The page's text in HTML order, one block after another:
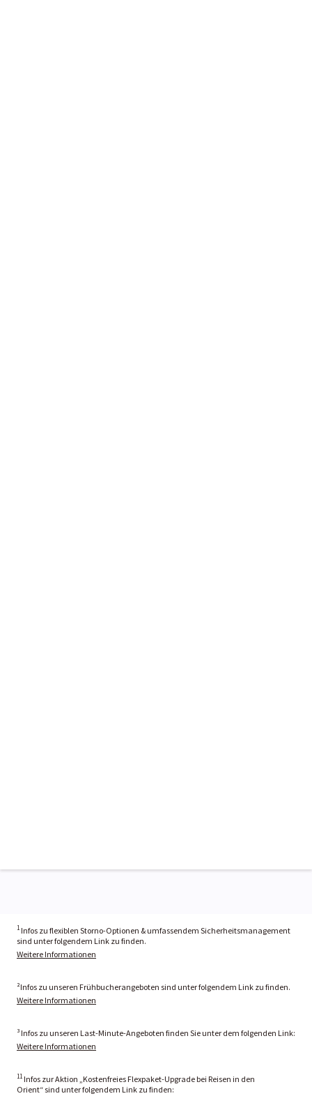
1 Infos zu flexiblen Storno-Optionen & umfassendem Sicherheitsmanagement
sind unter folgendem Link zu finden.
Weitere Informationen
²Infos zu unseren Frühbucherangeboten sind unter folgendem Link zu finden.
Weitere Informationen
³ Infos zu unseren Last-Minute-Angeboten finden Sie unter dem folgenden Link:
Weitere Informationen
11 Infos zur Aktion „Kostenfreies Flexpaket-Upgrade bei Reisen in den
Orient“ sind unter folgendem Link zu finden: